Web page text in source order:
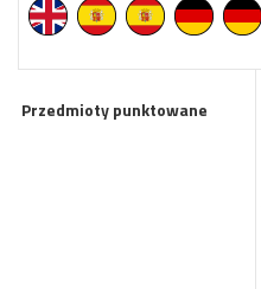
Przedmioty punktowane